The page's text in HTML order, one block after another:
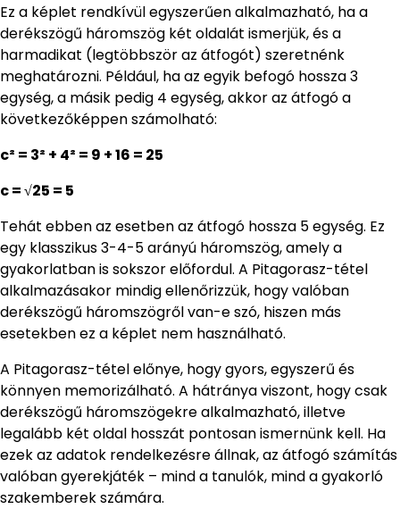
Ez a képlet rendkívül egyszerűen alkalmazható, ha a
derékszögű háromszög két oldalát ismerjük, és a
harmadikat (legtöbbször az átfogót) szeretnénk
meghatározni. Például, ha az egyik befogó hossza 3
egység, a másik pedig 4 egység, akkor az átfogó a
következőképpen számolható:
c² = 3² + 4² = 9 + 16 = 25
c = √25 = 5
Tehát ebben az esetben az átfogó hossza 5 egység. Ez
egy klasszikus 3-4-5 arányú háromszög, amely a
gyakorlatban is sokszor előfordul. A Pitagorasz-tétel
alkalmazásakor mindig ellenőrizzük, hogy valóban
derékszögű háromszögről van-e szó, hiszen más
esetekben ez a képlet nem használható.
A Pitagorasz-tétel előnye, hogy gyors, egyszerű és
könnyen memorizálható. A hátránya viszont, hogy csak
derékszögű háromszögekre alkalmazható, illetve
legalább két oldal hosszát pontosan ismernünk kell. Ha
ezek az adatok rendelkezésre állnak, az átfogó számítás
valóban gyerekjáték – mind a tanulók, mind a gyakorló
szakemberek számára.